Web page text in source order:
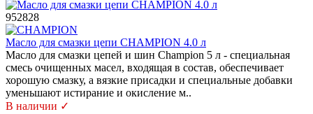
952828
Масло для смазки цепи CHAMPION 4.0 л
Масло для смазки цепей и шин Champion 5 л - специальная
смесь очищенных масел, входящая в состав, обеспечивает
хорошую смазку, а вязкие присадки и специальные добавки
уменьшают истирание и окисление м..
В наличии ✓